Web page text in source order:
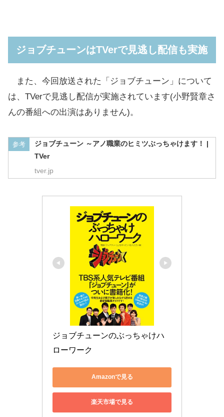
ジョブチューンはTVerで見逃し配信も実施
また、今回放送された「ジョブチューン」について
は、TVerで見逃し配信が実施されています(小野賢章さ
んの番組への出演はありません)。
参考
ジョブチューン ～アノ職業のヒミツぶっちゃけます！ |
TVer
tver.jp
ジョブチューンのぶっちゃけハ
ローワーク
Amazonで見る
楽天市場で見る